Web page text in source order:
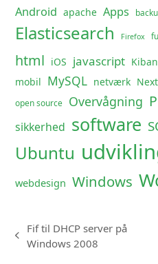
Android apache Apps
Elasticsearch Firefox
html iOS javascript
mobil MySQL netværk
open source Overvågning
sikkerhed software
Ubuntu
webdesign Windows
previous
Fif til DHCP server på
Windows 2008